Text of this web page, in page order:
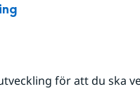
för att du ska